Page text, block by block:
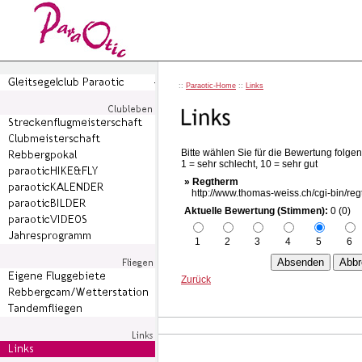
:: Paraotic-Home :: Links
Bitte wählen Sie für die Bewertung
1 = sehr schlecht, 10 = sehr gut
» Regtherm
http://www.thomas-weiss.ch/cgi-bin/
Aktuelle Bewertung (Stimmen): 0 (0)
1 2 3 4 5 6
Zurück